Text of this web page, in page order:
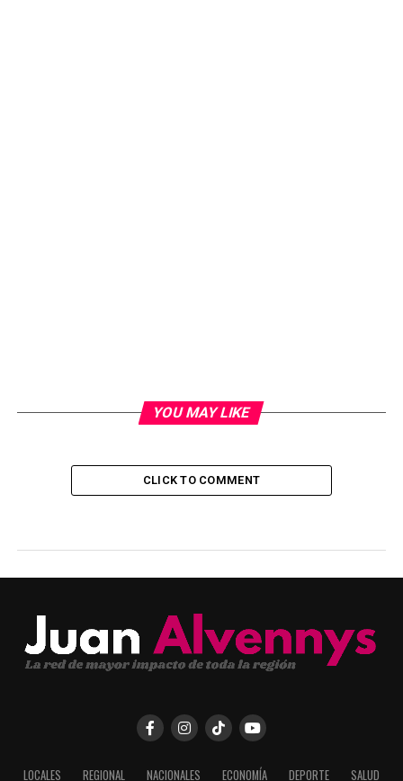
YOU MAY LIKE
CLICK TO COMMENT
LOCALES REGIONAL NACIONALES ECONOMÍA DEPORTE SALUD